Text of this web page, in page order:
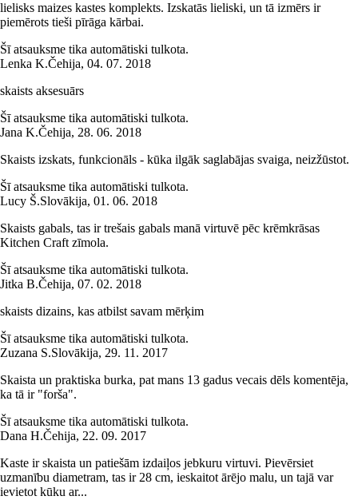
lielisks maizes kastes komplekts. Izskatās lieliski, un tā izmērs ir
piemērots tieši pīrāga kārbai.
Šī atsauksme tika automātiski tulkota.
Lenka K.Čehija, 04. 07. 2018
skaists aksesuārs
Šī atsauksme tika automātiski tulkota.
Jana K.Čehija, 28. 06. 2018
Skaists izskats, funkcionāls - kūka ilgāk saglabājas svaiga, neizžūstot.
Šī atsauksme tika automātiski tulkota.
Lucy Š.Slovākija, 01. 06. 2018
Skaists gabals, tas ir trešais gabals manā virtuvē pēc krēmkrāsas
Kitchen Craft zīmola.
Šī atsauksme tika automātiski tulkota.
Jitka B.Čehija, 07. 02. 2018
skaists dizains, kas atbilst savam mērķim
Šī atsauksme tika automātiski tulkota.
Zuzana S.Slovākija, 29. 11. 2017
Skaista un praktiska burka, pat mans 13 gadus vecais dēls komentēja,
ka tā ir "forša".
Šī atsauksme tika automātiski tulkota.
Dana H.Čehija, 22. 09. 2017
Kaste ir skaista un patiešām izdaiļos jebkuru virtuvi. Pievērsiet
uzmanību diametram, tas ir 28 cm, ieskaitot ārējo malu, un tajā var
ievietot kūku ar...